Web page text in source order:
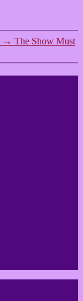
→ The Show Must